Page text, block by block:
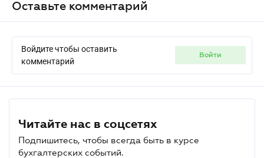
Оставьте комментарий
Войдите чтобы оставить
комментарий
войти
Читайте нас в соцсетях
Подпишитесь, чтобы всегда быть в курсе
бухгалтерских событий.